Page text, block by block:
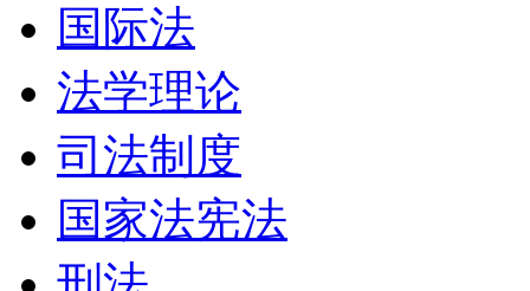
国际法
法学理论
司法制度
国家法宪法